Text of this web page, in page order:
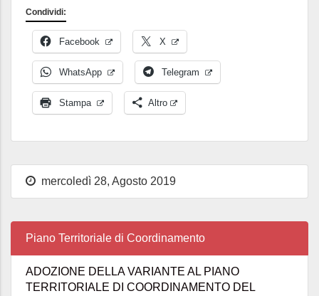
Condividi:
Facebook X
WhatsApp Telegram
Stampa Altro
mercoledì 28, Agosto 2019
Piano Territoriale di Coordinamento
ADOZIONE DELLA VARIANTE AL PIANO
TERRITORIALE DI COORDINAMENTO DEL